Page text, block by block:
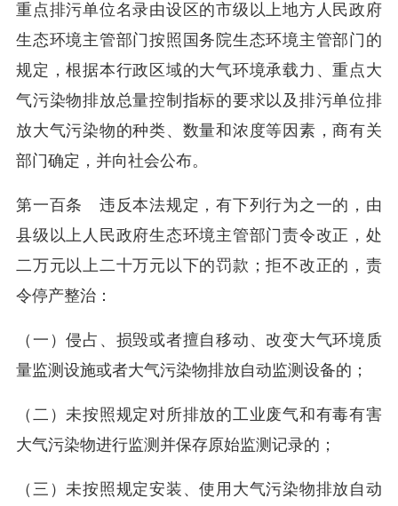
重点排污单位名录由设区的市级以上地方人民政府
生态环境主管部门按照国务院生态环境主管部门的
规定，根据本行政区域的大气环境承载力、重点大
气污染物排放总量控制指标的要求以及排污单位排
放大气污染物的种类、数量和浓度等因素，商有关
部门确定，并向社会公布。
第一百条 违反本法规定，有下列行为之一的，由
县级以上人民政府生态环境主管部门责令改正，处
二万元以上二十万元以下的罚款；拒不改正的，责
令停产整治：
（一）侵占、损毁或者擅自移动、改变大气环境质
量监测设施或者大气污染物排放自动监测设备的；
（二）未按照规定对所排放的工业废气和有毒有害
大气污染物进行监测并保存原始监测记录的；
（三）未按照规定安装、使用大气污染物排放自动